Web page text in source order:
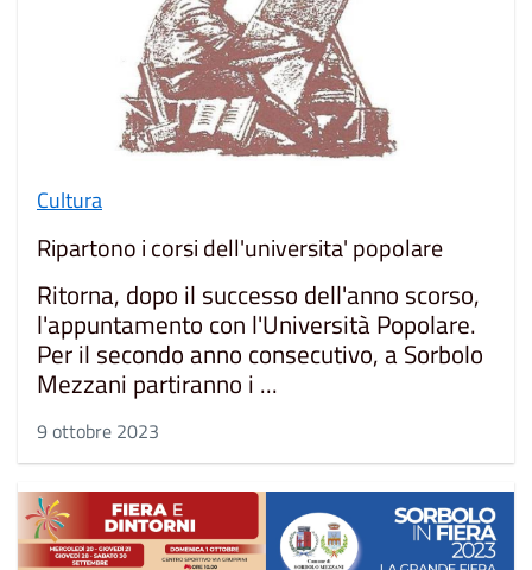
Cultura
Ripartono i corsi dell'universita' popolare
Ritorna, dopo il successo dell'anno scorso,
l'appuntamento con l'Università Popolare.
Per il secondo anno consecutivo, a Sorbolo
Mezzani partiranno i ...
9 ottobre 2023